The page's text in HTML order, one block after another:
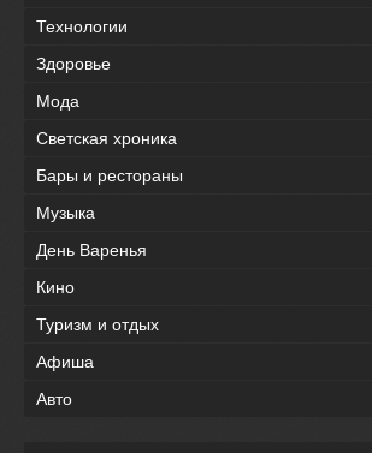
Технологии
Здоровье
Мода
Светская хроника
Бары и рестораны
Музыка
День Варенья
Кино
Туризм и отдых
Афиша
Авто